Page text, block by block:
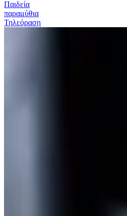
Παιδεία
παραμύθια
Τηλεόραση